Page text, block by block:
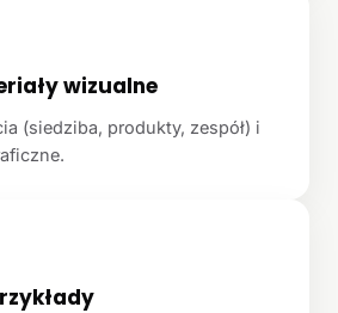
wizualne
(siedziba, produkty, zespół) i